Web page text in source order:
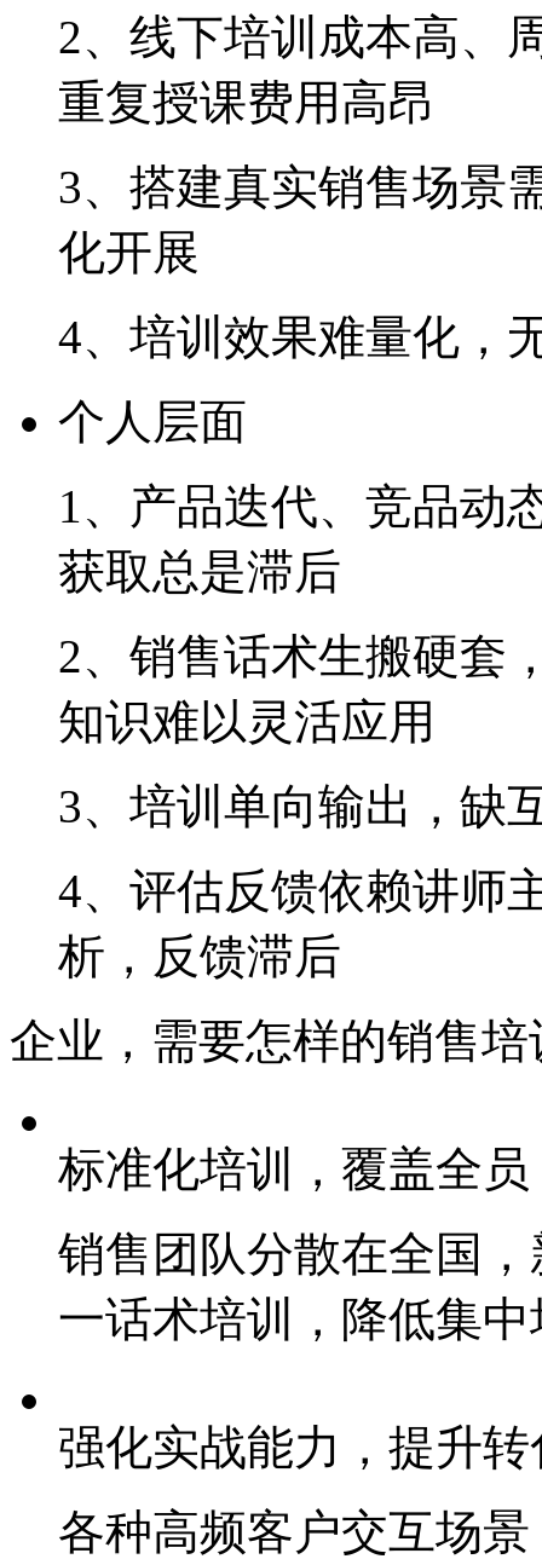
2、线下培训成本高
重复授课费用高昂
3、搭建真实销售场
化开展
4、培训效果难量化
个人层面
1、产品迭代、竞品
获取总是滞后
2、销售话术生搬硬套
知识难以灵活应用
3、培训单向输出，
4、评估反馈依赖讲师
析，反馈滞后
企业，需要怎样的销售
标准化培训，覆盖全员
销售团队分散在全国
一话术培训，降低集
强化实战能力，提升
各种高频客户交互场景（